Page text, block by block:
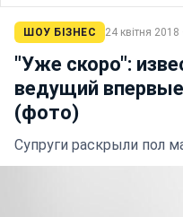
ШОУ БІЗНЕС 24 квітня 2018
"Уже скоро":
ведущий
(фото)
Супруги раскрыли пол